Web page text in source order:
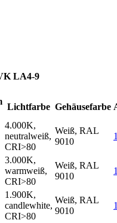
LA4-9
Lichtfarbe Gehäusefarbe
4.000K,
neutralweiß,
CRI>80
Weiß, RAL
9010
3.000K,
warmweiß,
CRI>80
Weiß, RAL
9010
1.900K,
candlewhite,
CRI>80
Weiß, RAL
9010